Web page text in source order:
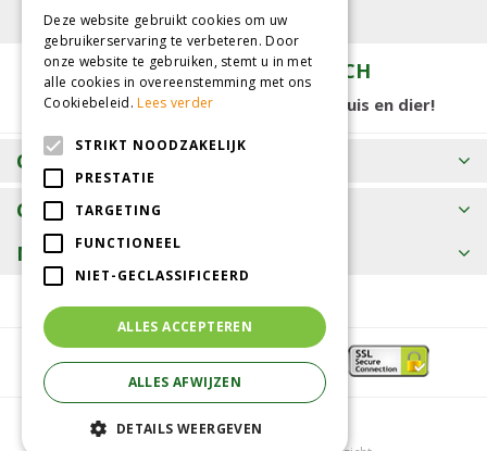
TUINCENTRUM KOLBACH
15.000 m2 winkelplezier voor tuin, huis en dier!
OPENINGSTIJDEN
CONTACT
MEER INFORMATIE
© Tuincentrum Kolbach
Deze website gebruikt cookies om uw
gebruikerservaring te verbeteren. Door
onze website te gebruiken, stemt u in met
alle cookies in overeenstemming met ons
Cookiebeleid.Lees verder
STRIKT NOODZAKELIJK
PRESTATIE
TARGETING
FUNCTIONEEL
NIET-GECLASSIFICEERD
ALLES ACCEPTEREN
ALLES AFWIJZEN
DETAILS WEERGEVEN